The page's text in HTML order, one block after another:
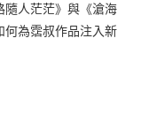
隨人茫茫》與《滄海
何為霑叔作品注入新